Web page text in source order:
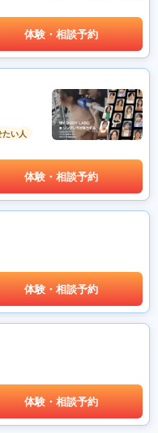
体験・相談予約
たい人
体験・相談予約
体験・相談予約
体験・相談予約